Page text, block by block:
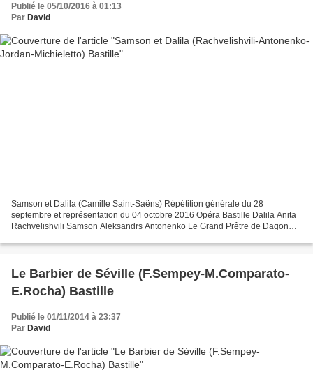
Publié le 05/10/2016 à 01:13
Par David
Samson et Dalila (Camille Saint-Saëns) Répétition générale du 28
septembre et représentation du 04 octobre 2016 Opéra Bastille Dalila Anita
Rachvelishvili Samson Aleksandrs Antonenko Le Grand Prêtre de Dagon
Le Barbier de Séville (F.Sempey-M.Comparato-
E.Rocha) Bastille
Publié le 01/11/2014 à 23:37
Par David